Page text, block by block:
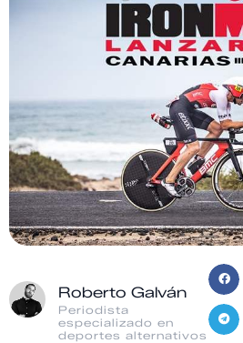
Roberto Galván
Periodista
especializado en
deportes alternativos